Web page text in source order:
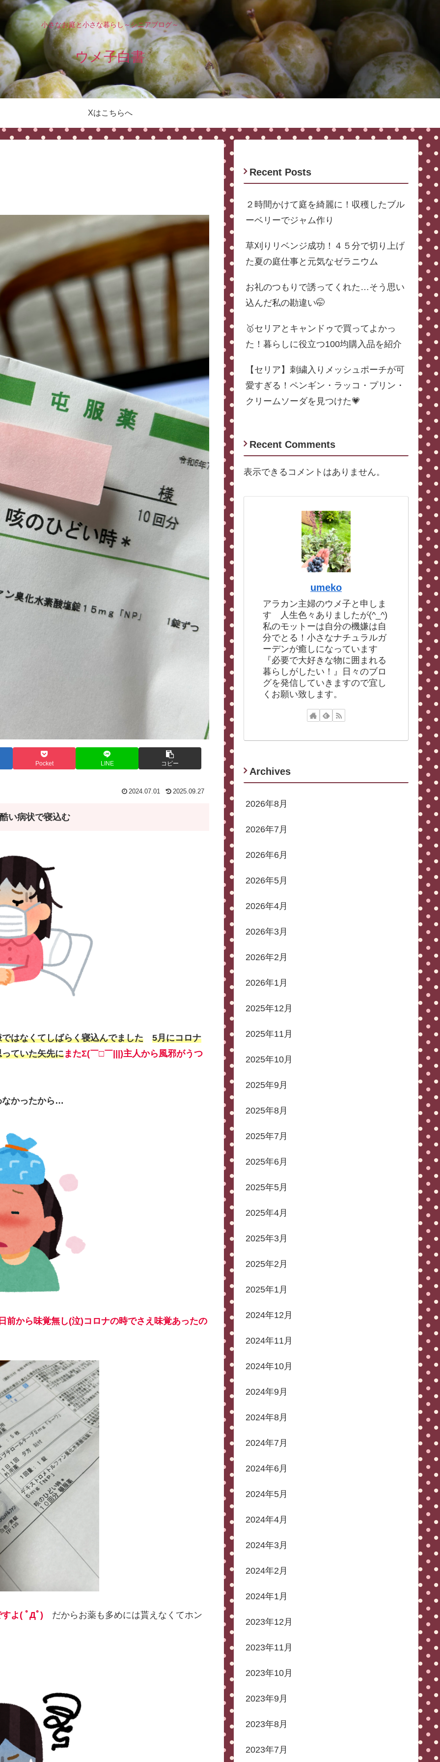
小さなお庭と小さな暮らし～シニアブログ～
ウメ子白書
Xはこちらへ
Pocket LINE コピー
2024.07.01 2025.09.27
い病状で寝込む
はなくてしばらく寝込んでました
5月にコロナ
ていた矢先にまたΣ(￣□￣|||)主人から風邪がうつ
なかったから…
前から味覚無し(泣)コロナの時でさえ味覚あったの
よ( ﾟДﾟ) だからお薬も多めには貰えなくてホン
Recent Posts
２時間かけて庭を綺麗に！収穫したブル
ーベリーでジャム作り
草刈りリベンジ成功！４５分で切り上げ
た夏の庭仕事と元気なゼラニウム
お礼のつもりで誘ってくれた…そう思い
込んだ私の勘違い🤭
🥇セリアとキャンドゥで買ってよかっ
た！暮らしに役立つ100均購入品を紹介
【セリア】刺繍入りメッシュポーチが可
愛すぎる！ペンギン・ラッコ・プリン・
クリームソーダを見つけた💗
Recent Comments
表示できるコメントはありません。
umeko
アラカン主婦のウメ子と申しま
す 人生色々ありましたが(^_^)
私のモットーは自分の機嫌は自
分でとる！小さなナチュラルガ
ーデンが癒しになっています
『必要で大好きな物に囲まれる
暮らしがしたい！』日々のブロ
グを発信していきますので宜し
くお願い致します。
Archives
2026年8月
2026年7月
2026年6月
2026年5月
2026年4月
2026年3月
2026年2月
2026年1月
2025年12月
2025年11月
2025年10月
2025年9月
2025年8月
2025年7月
2025年6月
2025年5月
2025年4月
2025年3月
2025年2月
2025年1月
2024年12月
2024年11月
2024年10月
2024年9月
2024年8月
2024年7月
2024年6月
2024年5月
2024年4月
2024年3月
2024年2月
2024年1月
2023年12月
2023年11月
2023年10月
2023年9月
2023年8月
2023年7月